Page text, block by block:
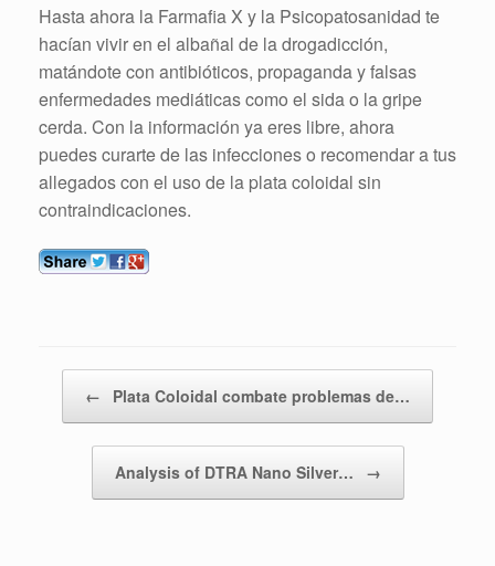
Hasta ahora la Farmafia X y la Psicopatosanidad te
hacían vivir en el albañal de la drogadicción,
matándote con antibióticos, propaganda y falsas
enfermedades mediáticas como el sida o la gripe
cerda. Con la información ya eres libre, ahora
puedes curarte de las infecciones o recomendar a tus
allegados con el uso de la plata coloidal sin
contraindicaciones.
← Plata Coloidal combate problemas de…
Analysis of DTRA Nano Silver… →